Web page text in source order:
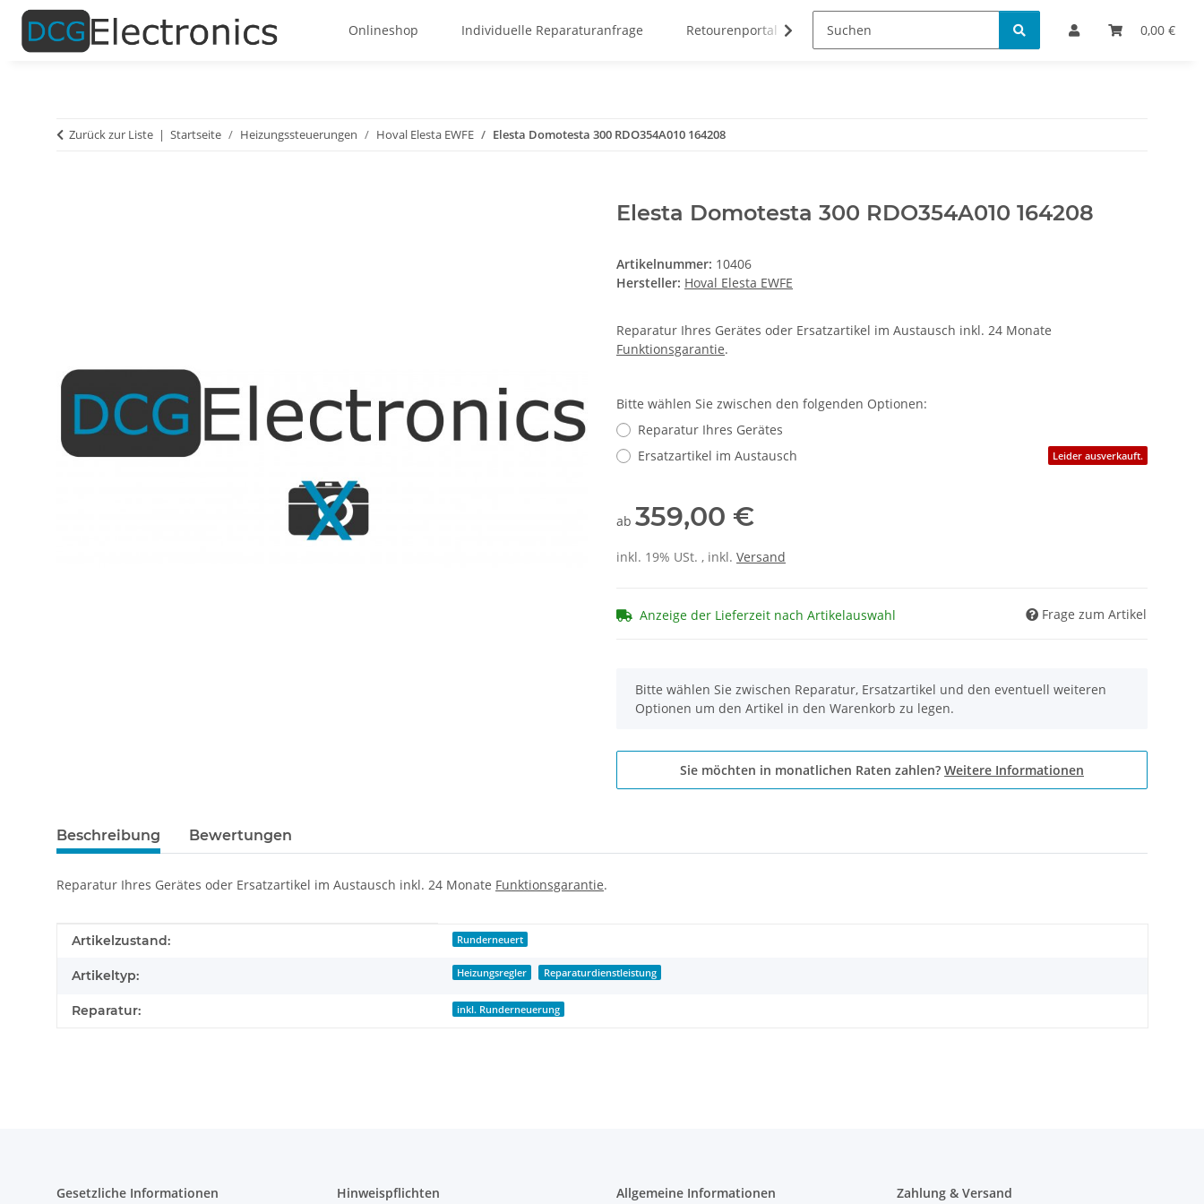
0,00 €
Onlineshop Individuelle Reparaturanfrage Retourenportal Bestellinformationen
Zurück zur Liste Startseite Heizungssteuerungen Hoval Elesta EWFE Elesta Domotesta 300 RDO354A010 164208
Elesta Domotesta 300 RDO354A010 164208
Artikelnummer: 10406
Hersteller: Hoval Elesta EWFE
Reparatur Ihres Gerätes oder Ersatzartikel im Austausch inkl. 24 Monate
Funktionsgarantie.
Bitte wählen Sie zwischen den folgenden Optionen:
Reparatur Ihres Gerätes
Ersatzartikel im Austausch
Leider ausverkauft.
ab 359,00 €
inkl. 19% USt. , inkl. Versand
Anzeige der Lieferzeit nach Artikelauswahl Frage zum Artikel
x
Bitte wählen Sie zwischen Reparatur, Ersatzartikel und den eventuell weiteren
Optionen um den Artikel in den Warenkorb zu legen.
Sie möchten in monatlichen Raten zahlen? Weitere Informationen
Beschreibung Bewertungen
Reparatur Ihres Gerätes oder Ersatzartikel im Austausch inkl. 24 Monate Funktionsgarantie.
Produkteigenschaft
Wert
Artikelzustand: Runderneuert
Artikeltyp: Heizungsregler Reparaturdienstleistung
Reparatur: inkl. Runderneuerung
Gesetzliche Informationen Hinweispflichten Allgemeine Informationen Zahlung & Versand